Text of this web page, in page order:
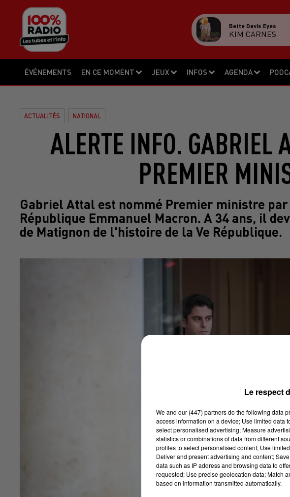
ÉVÉNEMENTS EN CE MOMENT JEUX INFOS AGENDA
Bette Davis Eyes
KIM CARNES
ACTUALITÉS NATIONAL
ALERTE INFO. GABRIEL
PREMIER
Gabriel Attal est nommé Premier ministre
République Emmanuel Macron. A 34 ans, il
de Matignon de l'histoire de la Ve République.
Le respect
We and our (447) partnersdo the following data
access information on a device; Use limited data
select personalised advertising; Measure
statistics or combinations of data from different
profiles to select personalised content; Use
Deliver and present advertising and content;
data such as IP address and browsing data to
requested; Use precise geolocation data; Match
based on information transmitted automatically.